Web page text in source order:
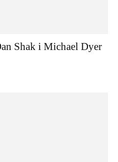
Shak i Michael Dyer